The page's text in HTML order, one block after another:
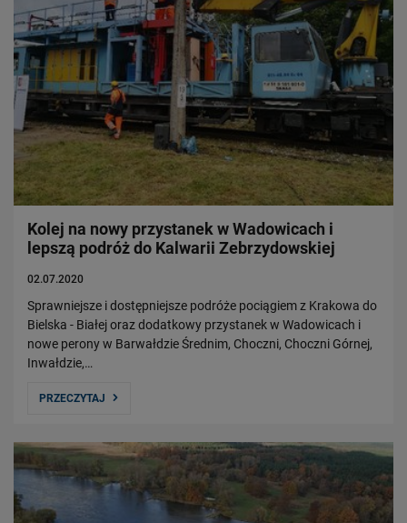
Kolej na nowy przystanek w Wadowicach i
lepszą podróż do Kalwarii Zebrzydowskiej
02.07.2020
Sprawniejsze i dostępniejsze podróże pociągiem z Krakowa do
Bielska - Białej oraz dodatkowy przystanek w Wadowicach i
nowe perony w Barwałdzie Średnim, Choczni, Choczni Górnej,
Inwałdzie,…
PRZECZYTAJ